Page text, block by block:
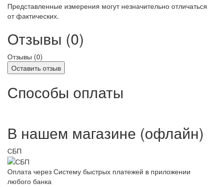
Представленные измерения могут незначительно отличаться
от фактических.
Отзывы (0)
Отзывы (0)
Оставить отзыв
Способы оплаты
В нашем магазине (офлайн)
СБП
Оплата через Систему быстрых платежей в приложении
любого банка